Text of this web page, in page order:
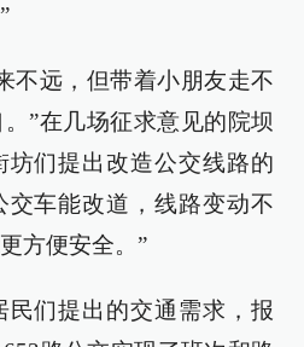
不远，但带着小朋友走不
”在几场征求意见的院坝
们提出改造公交线路的
交车能改道，线路变动不
方便安全。”
们提出的交通需求，报